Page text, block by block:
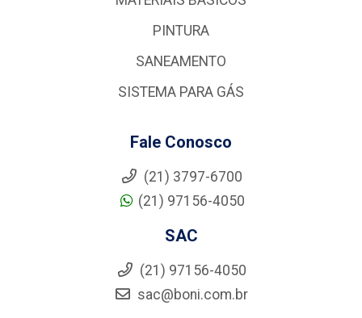
PINTURA
SANEAMENTO
SISTEMA PARA GÁS
Fale Conosco
(21) 3797-6700
(21) 97156-4050
SAC
(21) 97156-4050
sac@boni.com.br